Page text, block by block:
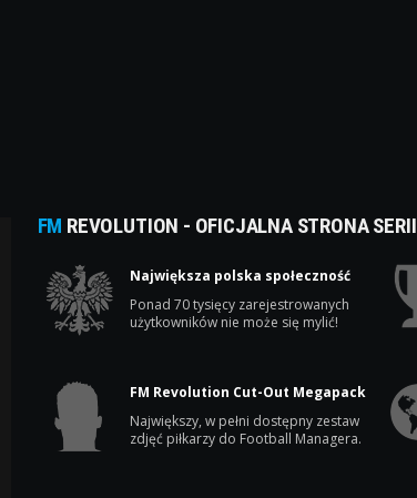
FM REVOLUTION - OFICJALNA STRONA SERII
Największa polska społeczność
Ponad 70 tysięcy zarejestrowanych
użytkowników nie może się mylić!
FM Revolution Cut-Out Megapack
Największy, w pełni dostępny zestaw
zdjęć piłkarzy do Football Managera.